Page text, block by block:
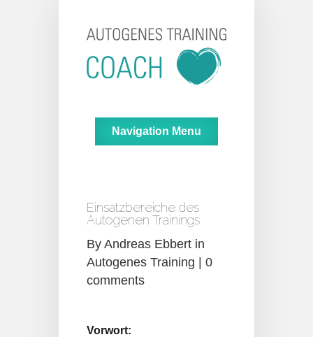
Navigation Menu
Einsatzbereiche des
Autogenen Trainings
By Andreas Ebbert in
Autogenes Training | 0
comments
Vorwort: